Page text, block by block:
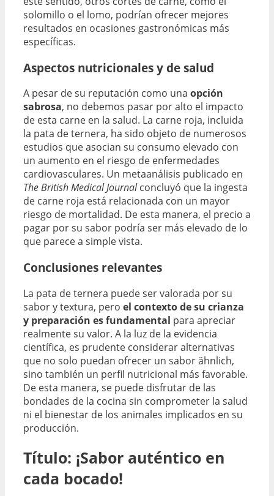
solomillo o el lomo, podrían ofrecer mejores
resultados en ocasiones gastronómicas más
específicas.
Aspectos nutricionales y de salud
A pesar de su reputación como una opción
sabrosa, no debemos pasar por alto el impacto
de esta carne en la salud. La carne roja, incluida
la pata de ternera, ha sido objeto de numerosos
estudios que asocian su consumo elevado con
un aumento en el riesgo de enfermedades
cardiovasculares. Un metaanálisis publicado en
The British Medical Journalconcluyó que la ingesta
de carne roja está relacionada con un mayor
riesgo de mortalidad. De esta manera, el precio a
pagar por su sabor podría ser más elevado de lo
que parece a simple vista.
Conclusiones relevantes
La pata de ternera puede ser valorada por su
sabor y textura, pero el contexto de su crianza
y preparación es fundamental para apreciar
realmente su valor. A la luz de la evidencia
científica, es prudente considerar alternativas
que no solo puedan ofrecer un sabor ähnlich,
sino también un perfil nutricional más favorable.
De esta manera, se puede disfrutar de las
bondades de la cocina sin comprometer la salud
ni el bienestar de los animales implicados en su
producción.
Título: ¡Sabor auténtico en
cada bocado!